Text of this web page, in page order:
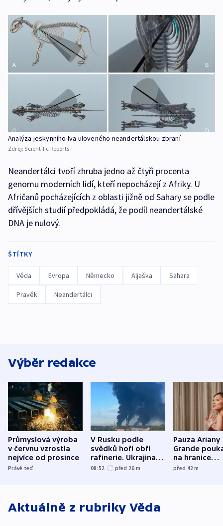
Analýza jeskynního lva uloveného neandertálskou zbraní
Zdroj:Scientific Reports
Neandertálci tvoří zhruba jedno až čtyři procenta
genomu moderních lidí, kteří nepocházejí z Afriky. U
Afričanů pocházejících z oblasti jižně od Sahary se podle
dřívějších studií předpokládá, že podíl neandertálské
DNA je nulový.
ŠTÍTKY
Věda Evropa Německo Aljaška Sahara
Pravěk Neandertálci
Výběr redakce
Průmyslová výroba
v červnu vzrostla
nejvíce od prosince
Právě teď
V Rusku podle
svědků hoří obří
rafinerie. Ukrajina
hlásí oběti
08:52 před 26 m
Pauza Ariany
Grande
na hranice
před 42m
Aktuálně z rubriky Věda